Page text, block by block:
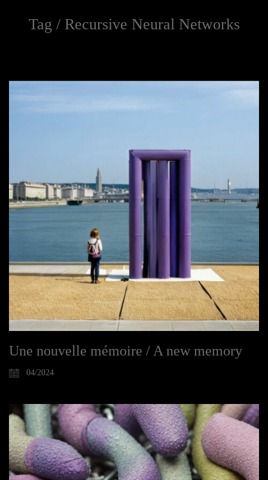
Tag / Recursive Neural Networks
Une nouvelle mémoire / A new memory
04/2024